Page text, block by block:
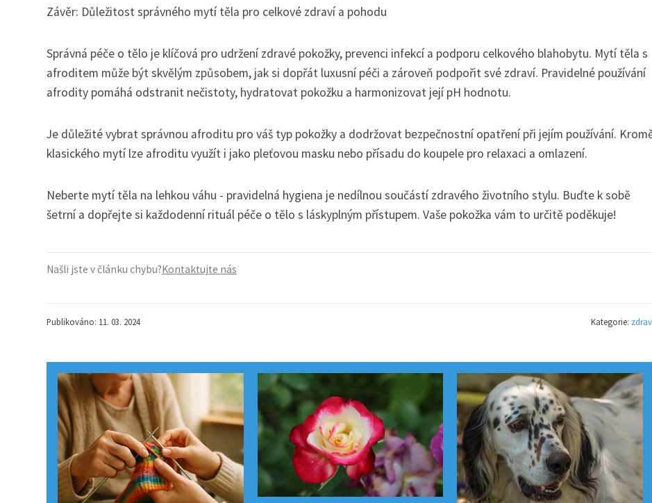
Závěr: Důležitost správného mytí těla pro celkové zdraví a pohodu
Správná péče o tělo je klíčová pro udržení zdravé pokožky, prevenci infekcí a podporu celkového blahobytu. Mytí těla s
afroditem může být skvělým způsobem, jak si dopřát luxusní péči a zároveň podpořit své zdraví. Pravidelné používání
afrodity pomáhá odstranit nečistoty, hydratovat pokožku a harmonizovat její pH hodnotu.
Je důležité vybrat správnou afroditu pro váš typ pokožky a dodržovat bezpečnostní opatření při jejím používání.
klasického mytí lze afroditu využít i jako pleťovou masku nebo přísadu do koupele pro relaxaci a omlazení.
Neberte mytí těla na lehkou váhu - pravidelná hygiena je nedílnou součástí zdravého životního stylu. Buďte k sobě
šetrní a dopřejte si každodenní rituál péče o tělo s láskyplným přístupem. Vaše pokožka vám to určitě poděkuje!
Našli jste v článku chybu?Kontaktujte nás
Publikováno: 11. 03. 2024 Kategorie: